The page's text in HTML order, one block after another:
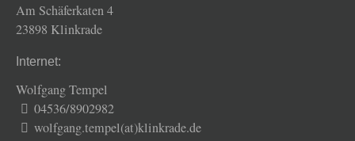
Am Schäferkaten 4
23898 Klinkrade
Internet:
Wolfgang Tempel
04536/8902982
wolfgang.tempel(at)klinkrade.de